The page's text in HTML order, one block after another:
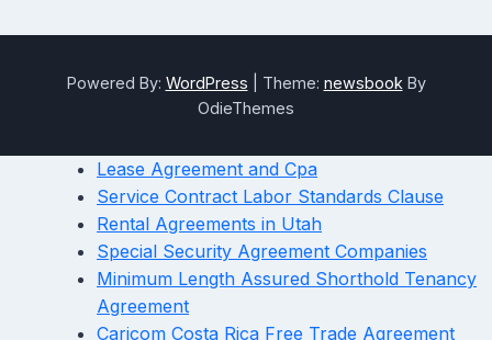
Powered By: WordPress Theme: newsbook By
OdieThemes
Lease Agreement and Cpa
Service Contract Labor Standards Clause
Rental Agreements in Utah
Special Security Agreement Companies
Minimum Length Assured Shorthold Tenancy
Agreement
Caricom Costa Rica Free Trade Agreement